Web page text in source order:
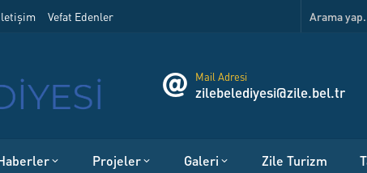
Vefat Edenler
Mail Adresi
zilebelediyesi@zile.bel.tr
Projeler Galeri Zile Turizm